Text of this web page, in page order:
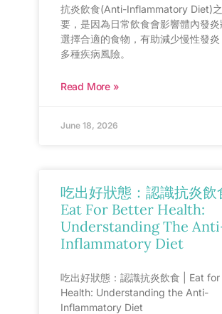
抗炎飲食(Anti-Inflammatory Diet)
要，是因為日常飲食會影響體內發炎
選擇合適的食物，有助減少慢性發
多種疾病風險。
Read More »
June 18, 2026
吃出好狀態：認識抗炎飲
Eat For Better Health:
Understanding The
Inflammatory Diet
吃出好狀態：認識抗炎飲食 | Eat
Health: Understanding the Anti-
Inflammatory Diet